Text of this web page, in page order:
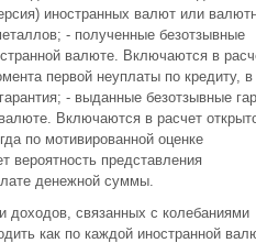
иностранных валют или
- полученные безотзывные
валюте. Включаются в
первой неуплаты по кредиту, в
- выданные безотзывные
Включаются в расчет
по мотивированной оценке
вероятность представления
денежной суммы.
доходов, связанных с колебаниями
как по каждой иностранной